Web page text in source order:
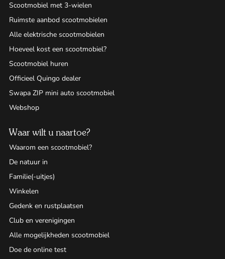
Scootmobiel met 3-wielen
Ruimste aanbod scootmobielen
Alle elektrische scootmobielen
Hoeveel kost een scootmobiel?
Scootmobiel huren
Officieel Quingo dealer
Swapa ZIP mini auto scootmobiel
Webshop
Waar wilt u naartoe?
Waarom een scootmobiel?
De natuur in
Familie(-uitjes)
Winkelen
Gedenk en rustplaatsen
Club en verenigingen
Alle mogelijkheden scootmobiel
Doe de online test